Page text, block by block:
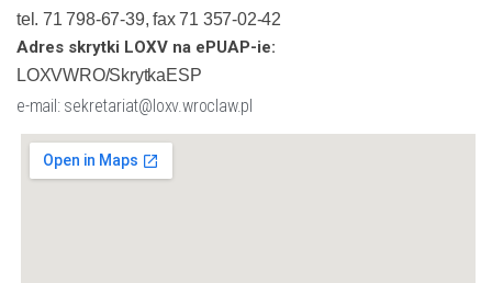
tel. 71 798-67-39, fax 71 357-02-42
Adres skrytki LOXV na ePUAP-ie:
LOXVWRO/SkrytkaESP
e-mail: sekretariat@loxv.wroclaw.pl